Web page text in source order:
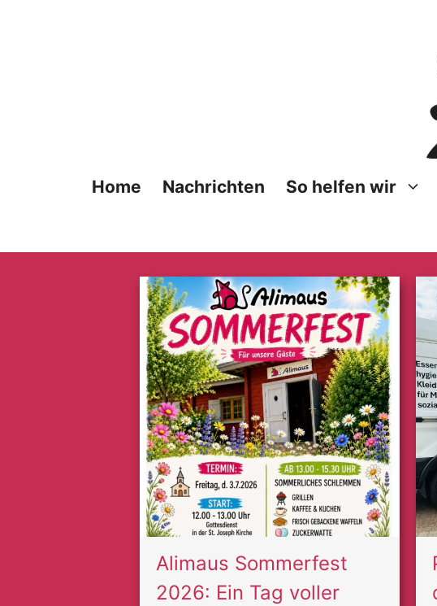
Home Nachrichten So helfen wir
Alimaus Sommerfest
2026: Ein Tag voller